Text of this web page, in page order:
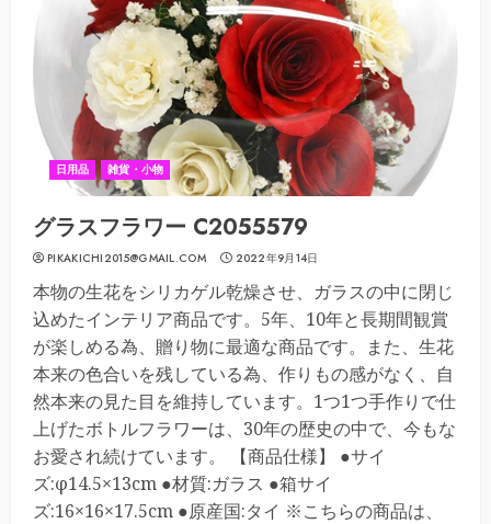
日用品 雑貨・小物
グラスフラワー C2055579
PIKAKICHI2015@GMAIL.COM 2022年9月14日
本物の生花をシリカゲル乾燥させ、ガラスの中に閉じ
込めたインテリア商品です。5年、10年と長期間観賞
が楽しめる為、贈り物に最適な商品です。また、生花
本来の色合いを残している為、作りもの感がなく、自
然本来の見た目を維持しています。1つ1つ手作りで仕
上げたボトルフラワーは、30年の歴史の中で、今もな
お愛され続けています。 【商品仕様】 ●サイ
ズ:φ14.5×13cm ●材質:ガラス ●箱サイ
ズ:16×16×17.5cm ●原産国:タイ ※こちらの商品は、